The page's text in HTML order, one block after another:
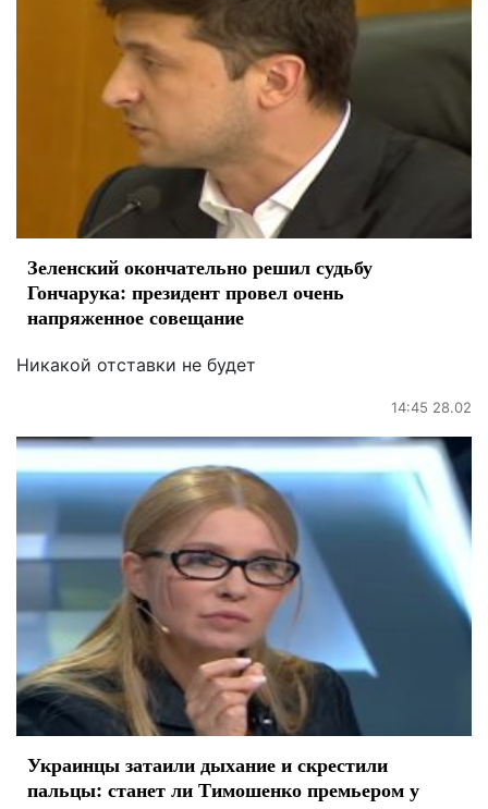
Зеленский окончательно решил судьбу
Гончарука: президент провел очень
напряженное совещание
Никакой отставки не будет
14:45 28.02
Украинцы затаили дыхание и скрестили
пальцы: станет ли Тимошенко премьером у